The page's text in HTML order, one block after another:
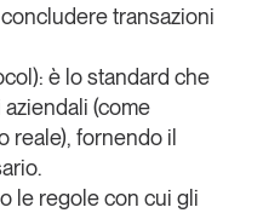
transazioni
: è lo standard che
(come
reale), fornendo il
le regole con cui gli